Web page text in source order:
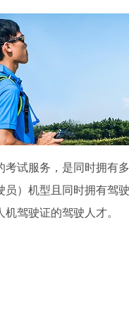
试服务，是同时拥有
员）机型且同时拥有驾驶
驾驶证的驾驶人才。